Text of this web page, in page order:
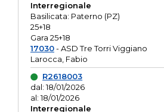
Interregionale
Basilicata: Paterno (PZ)
25+18
Gara 25+18
17030- ASD Tre Torri Viggiano
Larocca, Fabio
R2618003
dal: 18/01/2026
al: 18/01/2026
Interregionale